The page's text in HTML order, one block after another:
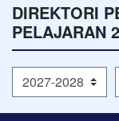
DIREKTORI
PELAJARAN
Tahun Pelajaran